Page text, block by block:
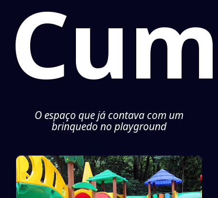
O espaço que já contava com um
brinquedo no playground